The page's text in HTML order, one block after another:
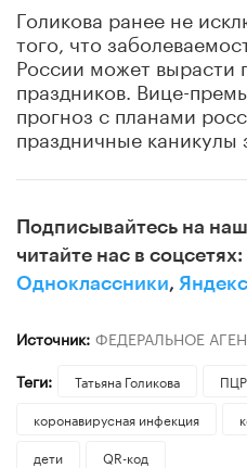
Голикова ранее не
того, что
России может вырасти
праздников. Вице-
прогноз с планами
праздничные каникулы
Подписывайтесь на наш
читайте нас в соцсетях:
Одноклассники,
Источник: ФЕДЕРАЛЬНОЕ
Теги:
​Татьяна Голикова
коронавирусная инфекция
дети
QR-код